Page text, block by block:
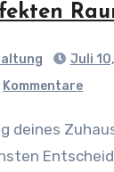
Juli
Kommentare